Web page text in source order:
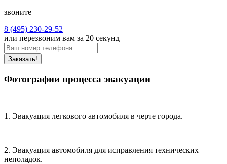
звоните
8 (495) 230-29-52
или перезвоним вам за 20 секунд
Заказать!
Фотографии процесса эвакуации
1. Эвакуация легкового автомобиля в черте города.
2. Эвакуация автомобиля для исправления технических
неполадок.